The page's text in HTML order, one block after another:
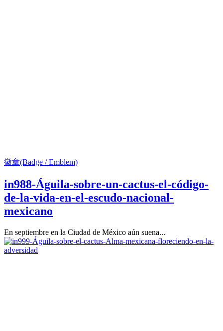
徽章(Badge / Emblem)
in988-Águila-sobre-un-cactus-el-código-
de-la-vida-en-el-escudo-nacional-
mexicano
En septiembre en la Ciudad de México aún suena...